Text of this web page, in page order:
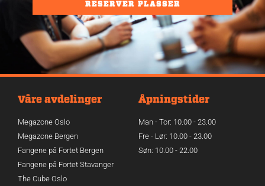
RESERVER PLASSER
Våre avdelinger
Megazone Oslo
Megazone Bergen
Fangene på Fortet Bergen
Fangene på Fortet Stavanger
The Cube Oslo
Åpningstider
Man - Tor: 10.00 - 23.00
Fre - Lør: 10.00 - 23.00
Søn: 10.00 - 22.00